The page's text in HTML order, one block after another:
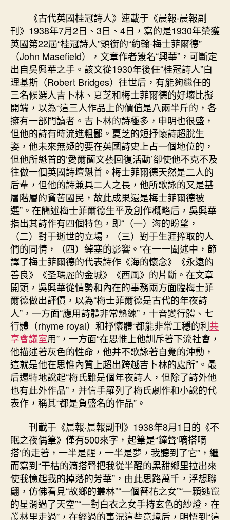
《古代英國桂冠詩人》連載于《晨報·晨報副
刊》1938年7月2日、3日、4日，寫的是1930年榮獲
英國第22屆“桂冠詩人”頭銜的“約翰·梅士菲爾德”
（John Masefield），文章作者簽名“興華”，可斷定
出自吳興華之手。該文從1930年後任“桂冠詩人”白
理基斯（Robert Bridges）往世后，有能夠繼任的
三名候選人吉卜林、夏芝和梅士菲爾德的好壞比擬
開端，以為“這三人作品上的價值是八兩半斤的，各
擁有一部門讀者。吉卜林的詩極多，申明也很盛，
但他的詩有時流進粗鄙。夏芝的短抒懷詩超脫生
姿，他未來無疑的要在英國詩史上占一個地位的，
但他所魁首的‘愛爾蘭文藝回復活動’卻使他不克不及
往做一個英國詩壇魁首。梅士菲爾德天然是二人的
后輩，但他的詩兼具二人之長，他所歌詠的又是基
層階層的貧苦國民，故此成果還是梅士菲爾德被
選”。在簡述梅士菲爾德生平及創作概略后，吳興華
指出其詩作有四個特色，即“（一）海的盼望，
（二）對于逝世的立場，（三）對于生涯搾取的人
們的同情，（四）綽塞的影響。”在一一闡述中，節
譯了梅士菲爾德的代表詩作《海的懷念》《永遠的
善良》《圣瑪麗的金城》《西風》的片斷。在文章
開頭，吳興華從情勢和內在的事務兩方面臨梅士菲
爾德做出評價，以為“梅士菲爾德是古代的年夜詩
人”，一方面“應用詩體非常熟練”，十音變行體、七
行體（rhyme royal）和抒懷體“都能非常工穩的利共
享會議室用”，一方面“在思惟上他訓斥著下流社會，
他描述著灰色的性命，他并不歌詠著自覺的沖動，
這就是他在思惟內質上超出跨越吉卜林的處所”。最
后還特地說起“梅氏雖是個年夜詩人，但除了詩外他
也有此外作品”，并信手羅列了梅氏劇作和小說的代
表作，稱其“都是負盛名的作品”。
刊載于《晨報·晨報副刊》1938年8月1日的《不
眠之夜偶筆》僅有500來字，起筆是“鐘聲‘嘀搭嘀
搭’的走著，一半是醒，一半是夢，我聽到了它”，繼
而寫到“干枯的滴搭聲把我從半醒的黑甜鄉里拉出來
使我憶起我的掉落的芳華”，由此思路萬千，浮想聯
翩，仿佛看見“故鄉的叢林”“一個簪花之女”“一顆逃竄
的星滑過了天空”“一對白衣之女手持玄色的紗燈，在
叢林里走過”，在經過的事況這些意境后，明悟到“這